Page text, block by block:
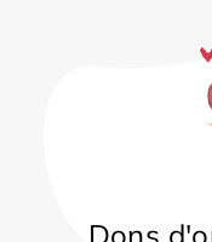
Dons